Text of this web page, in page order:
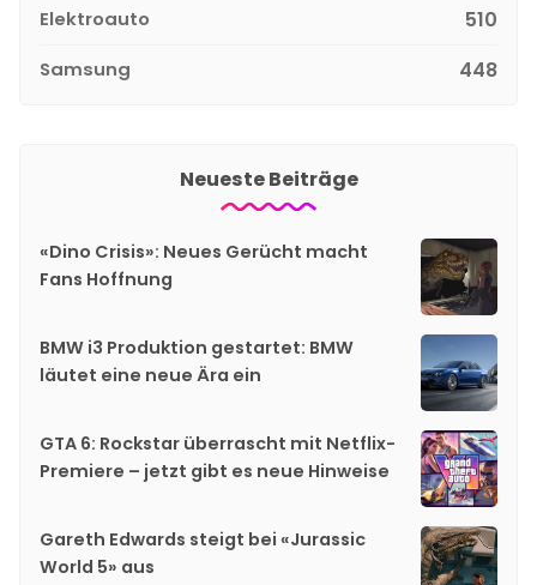
Elektroauto 510
Samsung 448
Neueste Beiträge
«Dino Crisis»: Neues Gerücht macht
Fans Hoffnung
BMW i3 Produktion gestartet: BMW
läutet eine neue Ära ein
GTA 6: Rockstar überrascht mit Netflix-
Premiere – jetzt gibt es neue Hinweise
Gareth Edwards steigt bei «Jurassic
World 5» aus